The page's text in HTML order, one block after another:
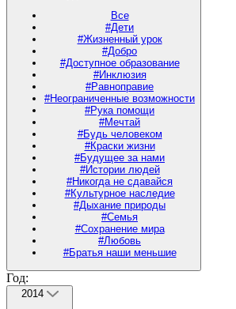
Все
#Дети
#Жизненный урок
#Добро
#Доступное образование
#Инклюзия
#Равноправие
#Неограниченные возможности
#Рука помощи
#Мечтай
#Будь человеком
#Краски жизни
#Будущее за нами
#Истории людей
#Никогда не сдавайся
#Культурное наследие
#Дыхание природы
#Семья
#Сохранение мира
#Любовь
#Братья наши меньшие
Год:
2014